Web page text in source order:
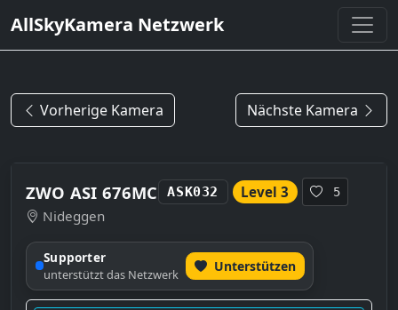
AllSkyKamera Netzwerk
Vorherige Kamera Nächste Kamera
ZWO ASI 676MC ASK032 Level 3 5
Nideggen
Supporter
unterstützt das Netzwerk Unterstützen